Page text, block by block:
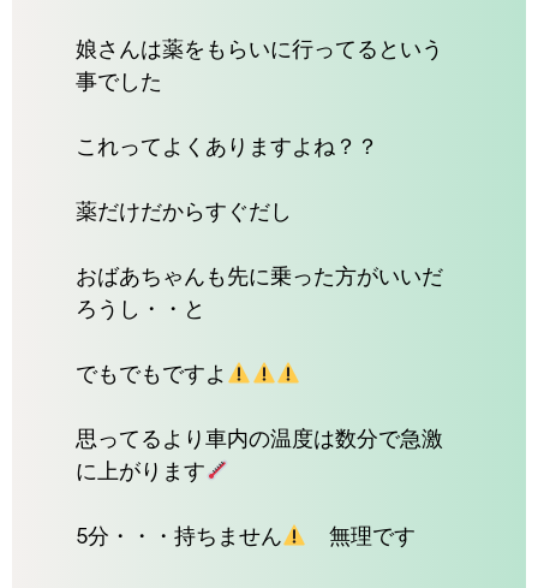
娘さんは薬をもらいに行ってるという
事でした
これってよくありますよね？？
薬だけだからすぐだし
おばあちゃんも先に乗った方がいいだ
ろうし・・と
でもでもですよ
思ってるより車内の温度は数分で急激
に上がります
5分・・・持ちません 無理です